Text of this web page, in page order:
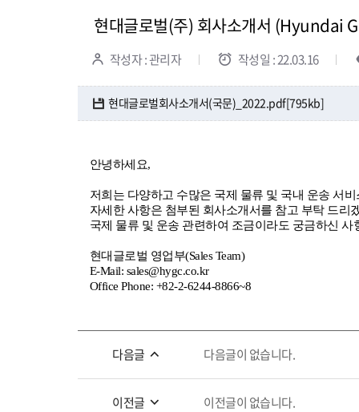
현대글로벌(주) 회사소개서
작성자 : 관리자 작성일 : 22.03.16
현대글로벌회사소개서(국문)_2022.pdf[795kb]
안녕하세요,
저희는 다양하고 수많은 국제 물류 및 국내 운송 서
자세한 사항은 첨부된 회사소개서를 참고 부탁 드리
국제 물류 및 운송 관련하여 조금이라도 궁금하신
현대글로벌 영업부(Sales Team)
E-Mail: sales@hygc.co.kr
Office Phone: +82-2-6244-8866~8
다음글 다음글이 없습니다.
이전글 이전글이 없습니다.